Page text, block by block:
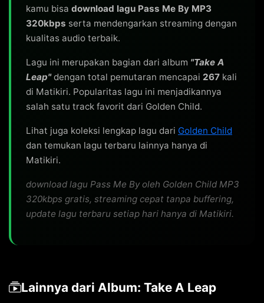
kamu bisa download lagu Pass Me By MP3
320kbps serta mendengarkan streaming dengan
kualitas audio terbaik.
Lagu ini merupakan bagian dari album "Take A
Leap"dengan total pemutaran mencapai 267 kali
di Matikiri. Popularitas lagu ini menjadikannya
salah satu track favorit dari Golden Child.
Lihat juga koleksi lengkap lagu dari Golden Child
dan temukan lagu terbaru lainnya hanya di
Matikiri.
download lagu Pass Me By oleh Golden Child MP3
320kbps gratis, streaming cepat tanpa buffering,
update lagu terbaru setiap hari hanya di Matikiri.
Lainnya dari Album: Take A Leap